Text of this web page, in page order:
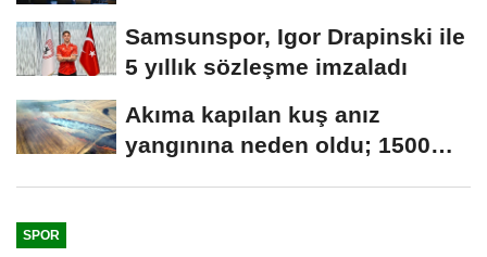
Samsunspor, Igor Drapinski ile
5 yıllık sözleşme imzaladı
Akıma kapılan kuş anız
yangınına neden oldu; 1500
SPOR